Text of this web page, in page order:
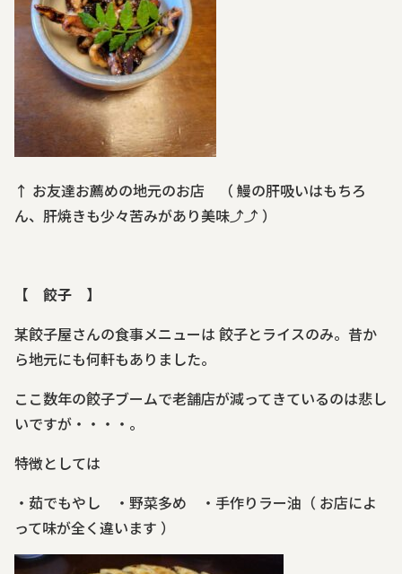
↑ お友達お薦めの地元のお店 （ 鰻の肝吸いはもちろ
ん、肝焼きも少々苦みがあり美味⤴⤴ ）
【 餃子 】
某餃子屋さんの食事メニューは 餃子とライスのみ。昔か
ら地元にも何軒もありました。
ここ数年の餃子ブームで老舗店が減ってきているのは悲し
いですが・・・・。
特徴としては
・茹でもやし ・野菜多め ・手作りラー油（ お店によ
って味が全く違います ）